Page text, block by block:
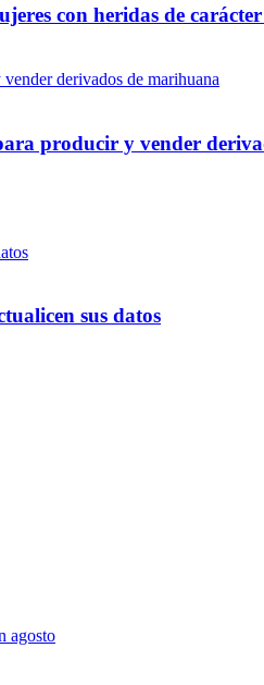
con heridas de
producir y vender
sus datos